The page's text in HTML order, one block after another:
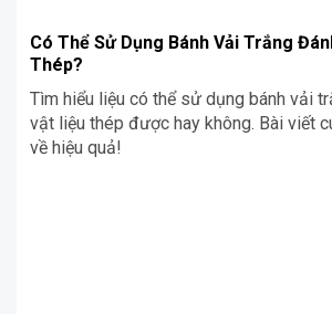
Có Thể Sử Dụng Bánh Vải Trắng
Thép?
Tìm hiểu liệu có thể sử dụng bánh vải
vật liệu thép được hay không. Bài viết
về hiệu quả!